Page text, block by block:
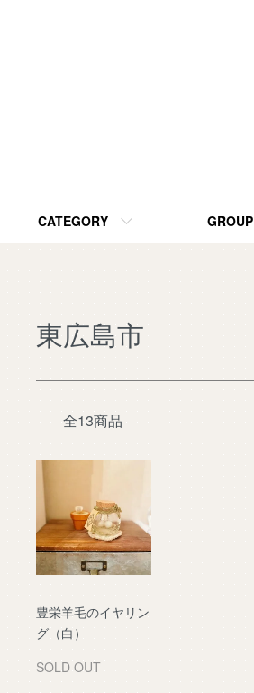
CATEGORY GROUP
東広島市
全13商品
豊栄羊毛のイヤリン
グ（白）
SOLD OUT